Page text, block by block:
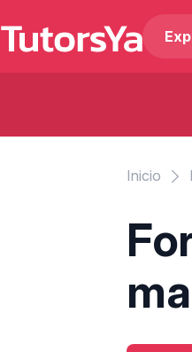
Inicio